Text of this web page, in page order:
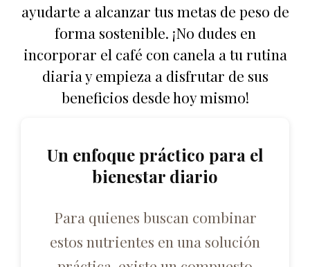
ayudarte a alcanzar tus metas de peso de
forma sostenible. ¡No dudes en
incorporar el café con canela a tu rutina
diaria y empieza a disfrutar de sus
beneficios desde hoy mismo!
Un enfoque práctico para el
bienestar diario
Para quienes buscan combinar
estos nutrientes en una solución